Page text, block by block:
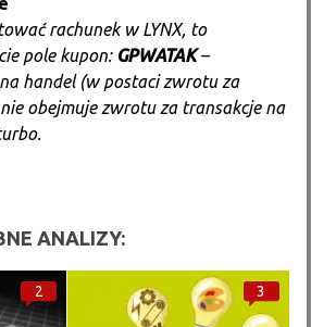
rachunek w LYNX, to
pole kupon: GPWATAK–
handel (w postaci zwrotu za
obejmuje zwrotu za transakcje na
ANALIZY:
2 3